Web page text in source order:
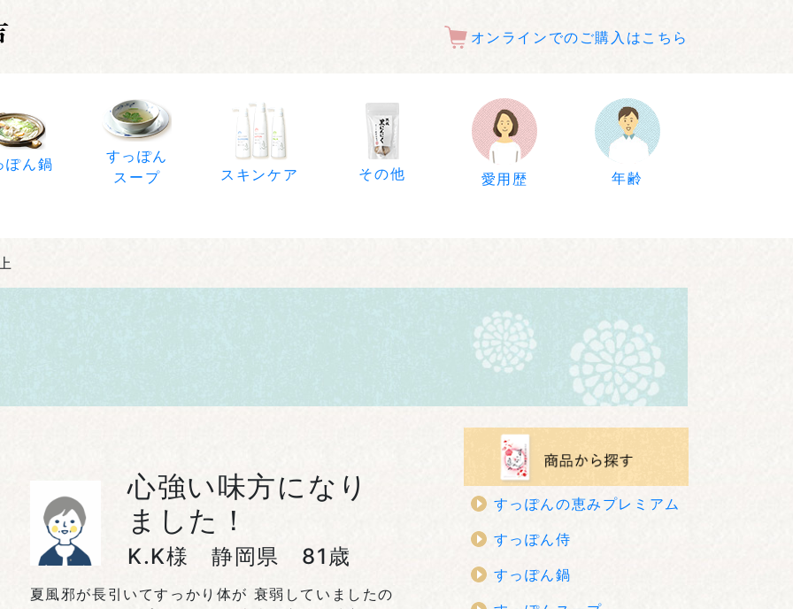
オンラインでのご購入はこちら
ぽん鍋
すっぽん
スープ
スキンケア その他 愛用歴 年齢
心強い味方になり
ました！
K.K様 静岡県 81歳
夏風邪が長引いてすっかり体が 衰弱していましたの
すっぽんの恵みプレミアム
すっぽん侍
すっぽん鍋